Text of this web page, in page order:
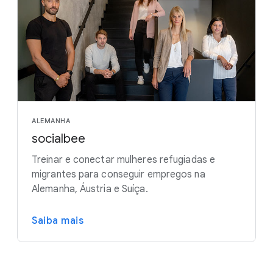
ALEMANHA
socialbee
Treinar e conectar mulheres refugiadas e
migrantes para conseguir empregos na
Alemanha, Áustria e Suíça.
Saiba mais